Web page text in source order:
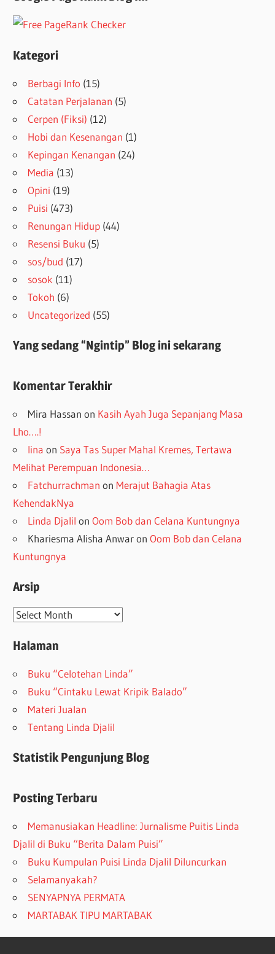
Kategori
Berbagi Info (15)
Catatan Perjalanan (5)
Cerpen (Fiksi) (12)
Hobi dan Kesenangan (1)
Kepingan Kenangan (24)
Media (13)
Opini (19)
Puisi (473)
Renungan Hidup (44)
Resensi Buku (5)
sos/bud (17)
sosok (11)
Tokoh (6)
Uncategorized (55)
Yang sedang “Ngintip” Blog ini sekarang
Komentar Terakhir
Mira Hassan on Kasih Ayah Juga Sepanjang Masa
Lho….!
lina on Saya Tas Super Mahal Kremes, Tertawa
Melihat Perempuan Indonesia…
Fatchurrachman on Merajut Bahagia Atas
KehendakNya
Linda Djalil onOom Bob dan Celana Kuntungnya
Khariesma Alisha AnwaronOom Bob dan Celana
Kuntungnya
Arsip
Arsip
Halaman
Buku “Celotehan Linda”
Buku “Cintaku Lewat Kripik Balado”
Materi Jualan
Tentang Linda Djalil
Statistik Pengunjung Blog
Posting Terbaru
Memanusiakan Headline: Jurnalisme Puitis Linda
Djalil di Buku “Berita Dalam Puisi”
Buku Kumpulan Puisi Linda Djalil Diluncurkan
Selamanyakah?
SENYAPNYA PERMATA
MARTABAK TIPU MARTABAK